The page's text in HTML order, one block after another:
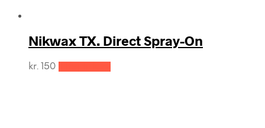
Nikwax TX. Direct Spray-On
kr. 150